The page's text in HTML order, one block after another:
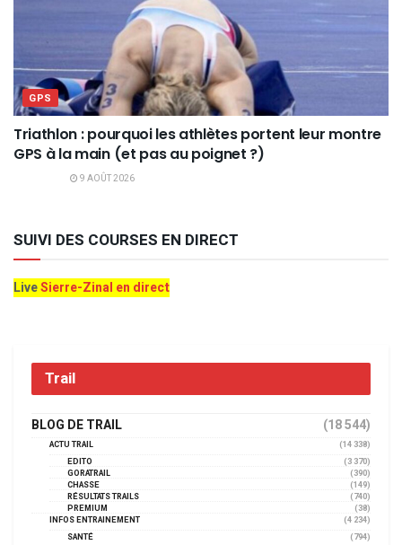
GPS
Triathlon : pourquoi les athlètes portent leur montre
GPS à la main (et pas au poignet ?)
9 AOÛT 2026
SUIVI DES COURSES EN DIRECT
LiveSierre-Zinal en direct
Trail
BLOG DE TRAIL (18 544)
ACTU TRAIL
(14 338)
EDITO
(3 370)
GORATRAIL
(390)
CHASSE
(149)
RÉSULTATS TRAILS
(740)
PREMIUM
(38)
INFOS ENTRAINEMENT
(4 234)
SANTÉ
(794)